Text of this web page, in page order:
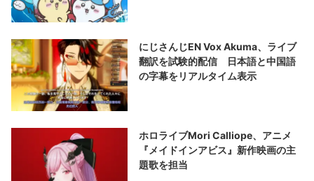
にじさんじEN Vox Akuma、ライブ
翻訳を試験的配信 日本語と中国語
の字幕をリアルタイム表示
ホロライブMori Calliope、アニメ
『メイドインアビス』新作映画の主
題歌を担当